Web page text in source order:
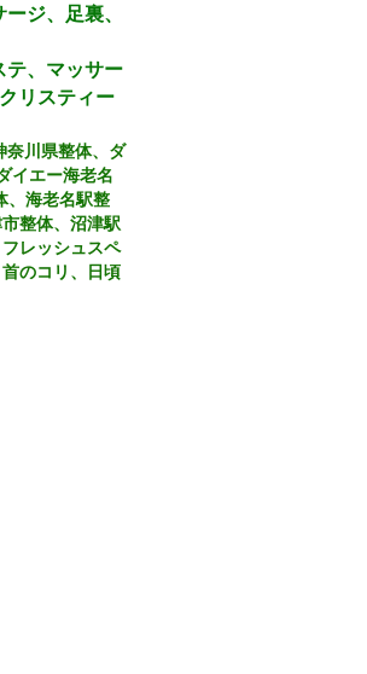
ジ、足裏、
テ、マッサー
リスティー
奈川県整体、ダ
イエー海老名
、海老名駅整
整体、沼津駅
レッシュスペ
のコリ、日頃